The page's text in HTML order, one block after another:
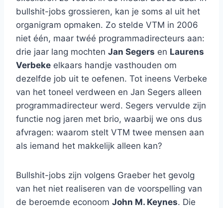
bullshit-jobs grossieren, kan je soms al uit het
organigram opmaken. Zo stelde VTM in 2006
niet één, maar twéé programmadirecteurs aan:
drie jaar lang mochten Jan Segers en Laurens
Verbeke elkaars handje vasthouden om
dezelfde job uit te oefenen. Tot ineens Verbeke
van het toneel verdween en Jan Segers alleen
programmadirecteur werd. Segers vervulde zijn
functie nog jaren met brio, waarbij we ons dus
afvragen: waarom stelt VTM twee mensen aan
als iemand het makkelijk alleen kan?
Bullshit-jobs zijn volgens Graeber het gevolg
van het niet realiseren van de voorspelling van
de beroemde econoom John M. Keynes. Die